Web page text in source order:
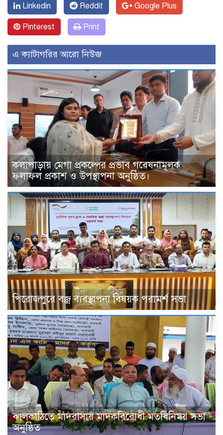
Linkedin Reddit Google Plus
Pinterest Print
এ ক্যাটাগরির আরো নিউজ
কলাপাড়ায় মেগা প্রকল্পের প্রভাব গবেষনামূলক
ফলাফল প্রকাশ ও উপস্থাপনা অনুষ্ঠিত।
পিরোজপুরে বজ্র ব্যবস্থাপনা বিষয়ক পরামর্শ সভা
ঝালকাঠিতে মাদরাসায় মাদকবিরোধী মতবিনিময় সভা
অনুষ্ঠিত